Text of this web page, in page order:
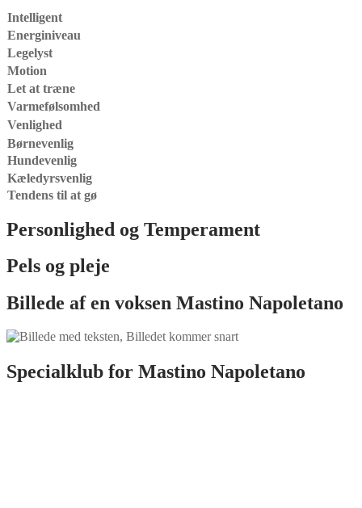
Intelligent
Energiniveau
Legelyst
Motion
Let at træne
Varmefølsomhed
Venlighed
Børnevenlig
Hundevenlig
Kæledyrsvenlig
Tendens til at gø
Personlighed og Temperament
Pels og pleje
Billede af en voksen Mastino Napoletano
Specialklub for Mastino Napoletano